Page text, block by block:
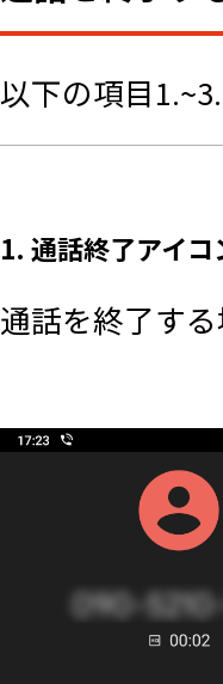
以下の項目
1. 通話終了アイ
通話を終了する